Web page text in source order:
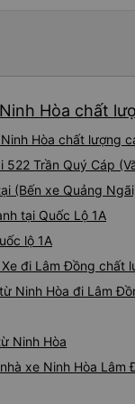
Hòa chất
Hòa chất lượng
522 Trần Quý Cáp
(Bến xe Quảng
tại Quốc Lộ 1A
lộ 1A
đi Lâm Đồng chất
Ninh Hòa đi Lâm
Ninh Hòa
xe Ninh Hòa Lâm